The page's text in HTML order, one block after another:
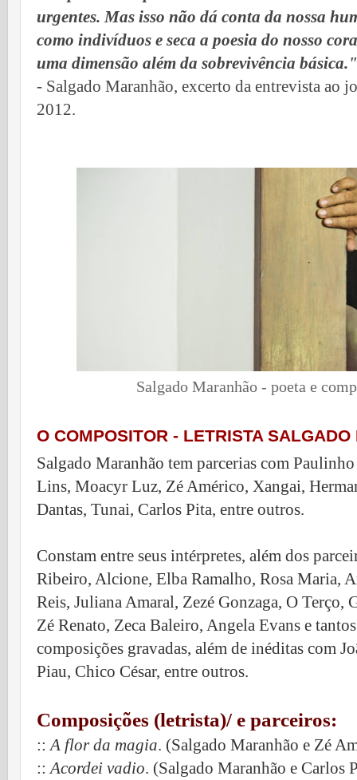
urgentes. Mas isso não dá conta da nossa
como indivíduos e seca a poesia do nosso
uma dimensão além da sobrevivência básica."
- Salgado Maranhão, excerto da entrevista ao
2012.
Salgado Maranhão - poeta e
O COMPOSITOR - LETRISTA
Salgado Maranhão tem parcerias com
Lins, Moacyr Luz, Zé Américo, Xangai,
Dantas, Tunai, Carlos Pita, entre outros.
Constam entre seus intérpretes, além dos
Ribeiro, Alcione, Elba Ramalho, Rosa Maria,
Reis, Juliana Amaral, Zezé Gonzaga, O
Zé Renato, Zeca Baleiro, Angela Evans e
composições gravadas, além de inéditas com
Piau, Chico César, entre outros.
Composições (letrista)/ e parceiros:
::A flor da magia. (Salgado Maranhão e Zé
::Acordei vadio. (Salgado Maranhão e Carlos